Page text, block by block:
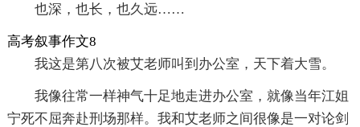
也深，也长，也久远……
高考叙事作文8
我这是第八次被艾老师叫到办公室，天下着大雪。
我像往常一样神气十足地走进办公室，就像当年江姐
宁死不屈奔赴刑场那样。我和艾老师之间很像是一对论剑